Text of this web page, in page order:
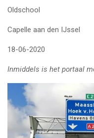
Oldschool
Capelle aan den IJssel
18-06-2020
Inmiddels is het portaal